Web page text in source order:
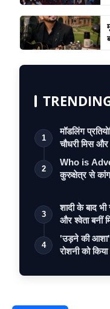
1
मॉडलिंग
चौधरी मिस
2
Who is
कुरुक्षेत्र से
3
शादी के बाद
और श्वेता बनीं
4
'उड़ने की
रोशनी को